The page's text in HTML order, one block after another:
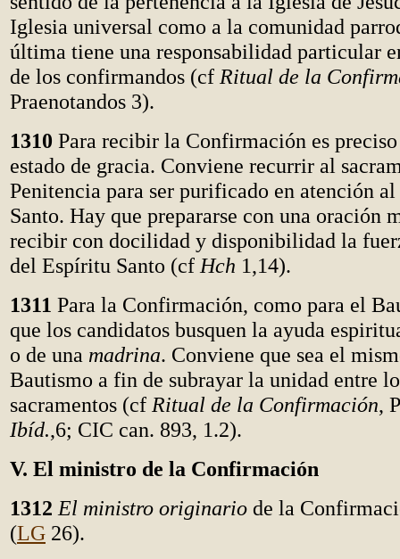
Iglesia universal como a la comunidad
última tiene una responsabilidad particular
de los confirmandos (cf Ritual de la
Praenotandos 3).
1310 Para recibir la Confirmación es
estado de gracia. Conviene recurrir al
Penitencia para ser purificado en atención
Santo. Hay que prepararse con una oración
recibir con docilidad y disponibilidad la
del Espíritu Santo (cf Hch 1,14).
1311 Para la Confirmación, como para el
que los candidatos busquen la ayuda
o de una madrina. Conviene que sea el
Bautismo a fin de subrayar la unidad entre
sacramentos (cf Ritual de la Confirmación,
Ibíd.,6; CIC can. 893, 1.2).
V. El ministro de la Confirmación
1312 El ministro originario de la
(LG 26).